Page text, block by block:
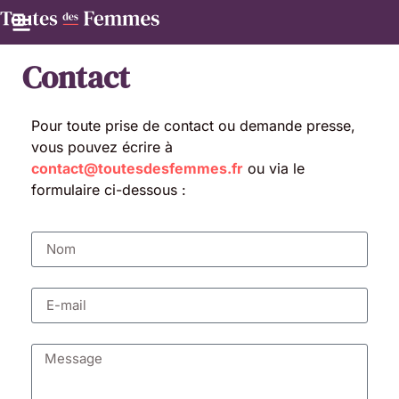
Contact
Pour toute prise de contact ou demande presse,
vous pouvez écrire à
contact@toutesdesfemmes.fr ou via le
formulaire ci-dessous :